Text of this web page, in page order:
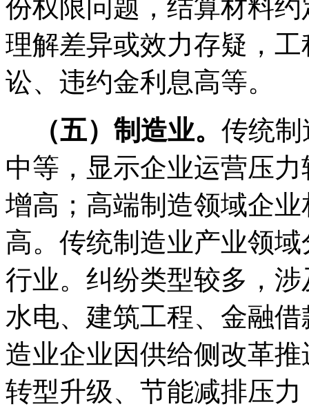
份权限问题，结算材料
理解差异或效力存疑，
讼、违约金利息高等。
（五）制造业。 传统
中等，显示企业运营压
增高；高端制造领域企
高。传统制造业产业领
行业。纠纷类型较多，
水电、建筑工程、金融
造业企业因供给侧改革
转型升级、节能减排压